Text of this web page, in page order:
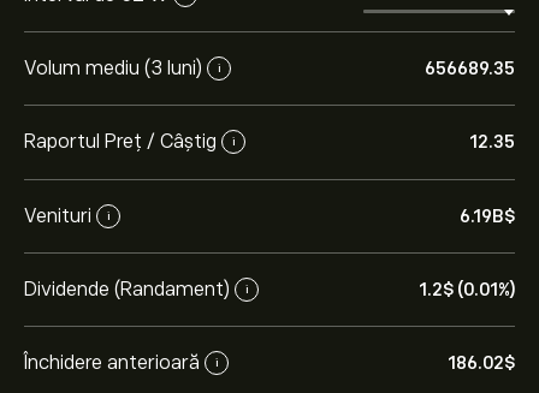
Volum mediu (3 luni) i 656689.35
Raportul Preț / Câștig i 12.35
Venituri i 6.19B‎$‎
Dividende (Randament) i 1.2‎$‎ (0.01%)
Închidere anterioară i 186.02‎$‎